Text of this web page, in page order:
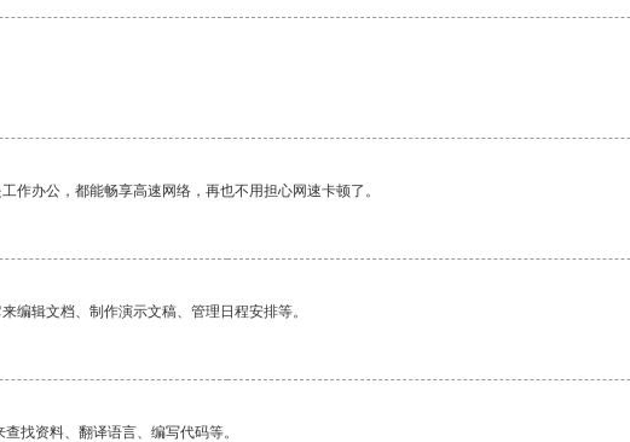
作办公，都能畅享高速网络，再也不用担心网速卡顿了。
编辑文档、制作演示文稿、管理日程安排等。
找资料、翻译语言、编写代码等。